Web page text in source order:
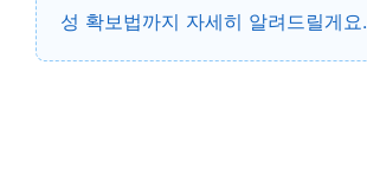
성 확보법까지 자세히 알려드릴게요.